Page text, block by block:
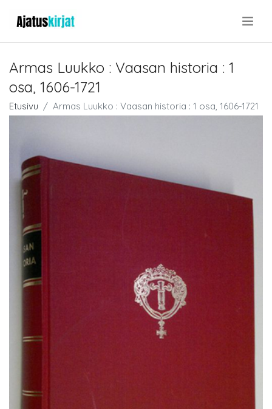
Armas Luukko : Vaasan historia : 1
osa, 1606-1721
Etusivu Armas Luukko : Vaasan historia : 1 osa, 1606-1721